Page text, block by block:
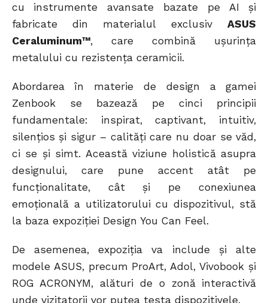
cu instrumente avansate bazate pe AI și
fabricate din materialul exclusivASUS
Ceraluminum™, care combină ușurința
metalului cu rezistența ceramicii.
Abordarea în materie de design a gamei
Zenbook se bazează pe cinci principii
fundamentale: inspirat, captivant, intuitiv,
silențios și sigur – calități care nu doar se văd,
ci se și simt. Această viziune holistică asupra
designului, care pune accent atât pe
funcționalitate, cât și pe conexiunea
emoțională a utilizatorului cu dispozitivul, stă
la baza expoziției Design You Can Feel.
De asemenea, expoziția va include și alte
modele ASUS, precum ProArt, Adol, Vivobook și
ROG ACRONYM, alături de o zonă interactivă
unde vizitatorii vor putea testa dispozitivele.